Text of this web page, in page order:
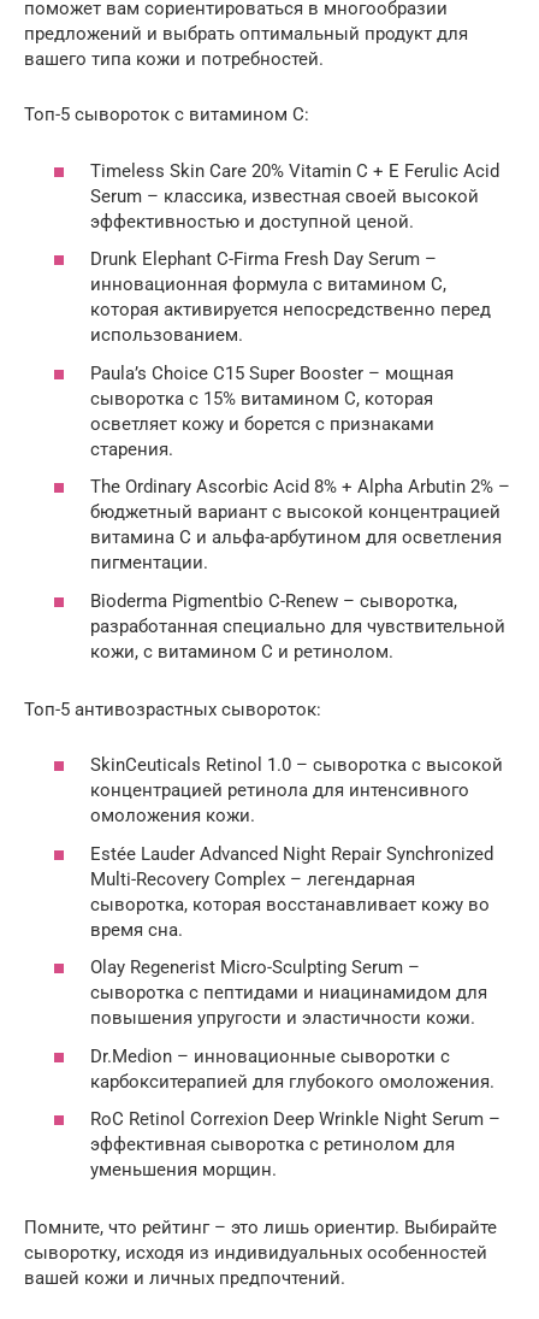
поможет вам сориентироваться в многообразии
предложений и выбрать оптимальный продукт для
вашего типа кожи и потребностей.
Топ-5 сывороток с витамином C:
Timeless Skin Care 20% Vitamin C + E Ferulic Acid
Serum – классика, известная своей высокой
эффективностью и доступной ценой.
Drunk Elephant C-Firma Fresh Day Serum –
инновационная формула с витамином C,
которая активируется непосредственно перед
использованием.
Paula’s Choice C15 Super Booster – мощная
сыворотка с 15% витамином C, которая
осветляет кожу и борется с признаками
старения.
The Ordinary Ascorbic Acid 8% + Alpha Arbutin 2% –
бюджетный вариант с высокой концентрацией
витамина C и альфа-арбутином для осветления
пигментации.
Bioderma Pigmentbio C-Renew – сыворотка,
разработанная специально для чувствительной
кожи, с витамином C и ретинолом.
Топ-5 антивозрастных сывороток:
SkinCeuticals Retinol 1.0 – сыворотка с высокой
концентрацией ретинола для интенсивного
омоложения кожи.
Estée Lauder Advanced Night Repair Synchronized
Multi-Recovery Complex – легендарная
сыворотка, которая восстанавливает кожу во
время сна.
Olay Regenerist Micro-Sculpting Serum –
сыворотка с пептидами и ниацинамидом для
повышения упругости и эластичности кожи.
Dr.Medion – инновационные сыворотки с
карбокситерапией для глубокого омоложения.
RoC Retinol Correxion Deep Wrinkle Night Serum –
эффективная сыворотка с ретинолом для
уменьшения морщин.
Помните, что рейтинг – это лишь ориентир. Выбирайте
сыворотку, исходя из индивидуальных особенностей
вашей кожи и личных предпочтений.